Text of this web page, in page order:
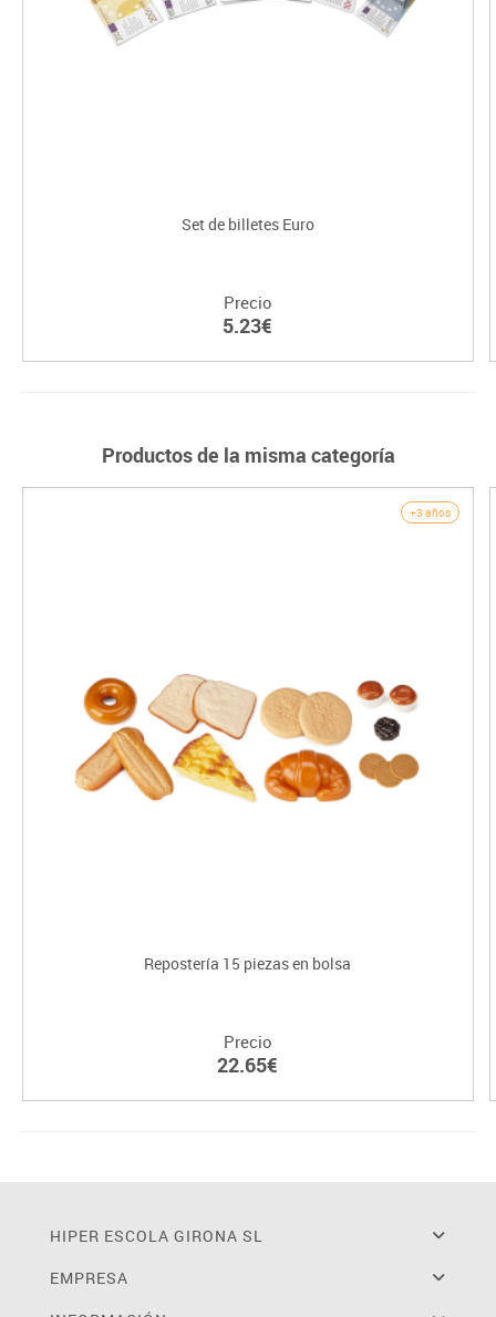
Set de billetes Euro
Precio
5.23€
Productos de la misma categoría
+3 años
Repostería 15 piezas en bolsa
Precio
22.65€
HIPER ESCOLA GIRONA SL
EMPRESA